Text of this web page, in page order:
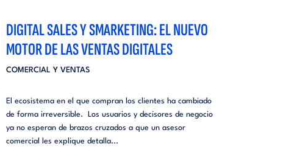
DIGITAL SALES Y SMARKETING: EL NUEVO
MOTOR DE LAS VENTAS DIGITALES
COMERCIAL Y VENTAS
El ecosistema en el que compran los clientes ha cambiado
de forma irreversible. Los usuarios y decisores de negocio
ya no esperan de brazos cruzados a que un asesor
comercial les explique detalla...